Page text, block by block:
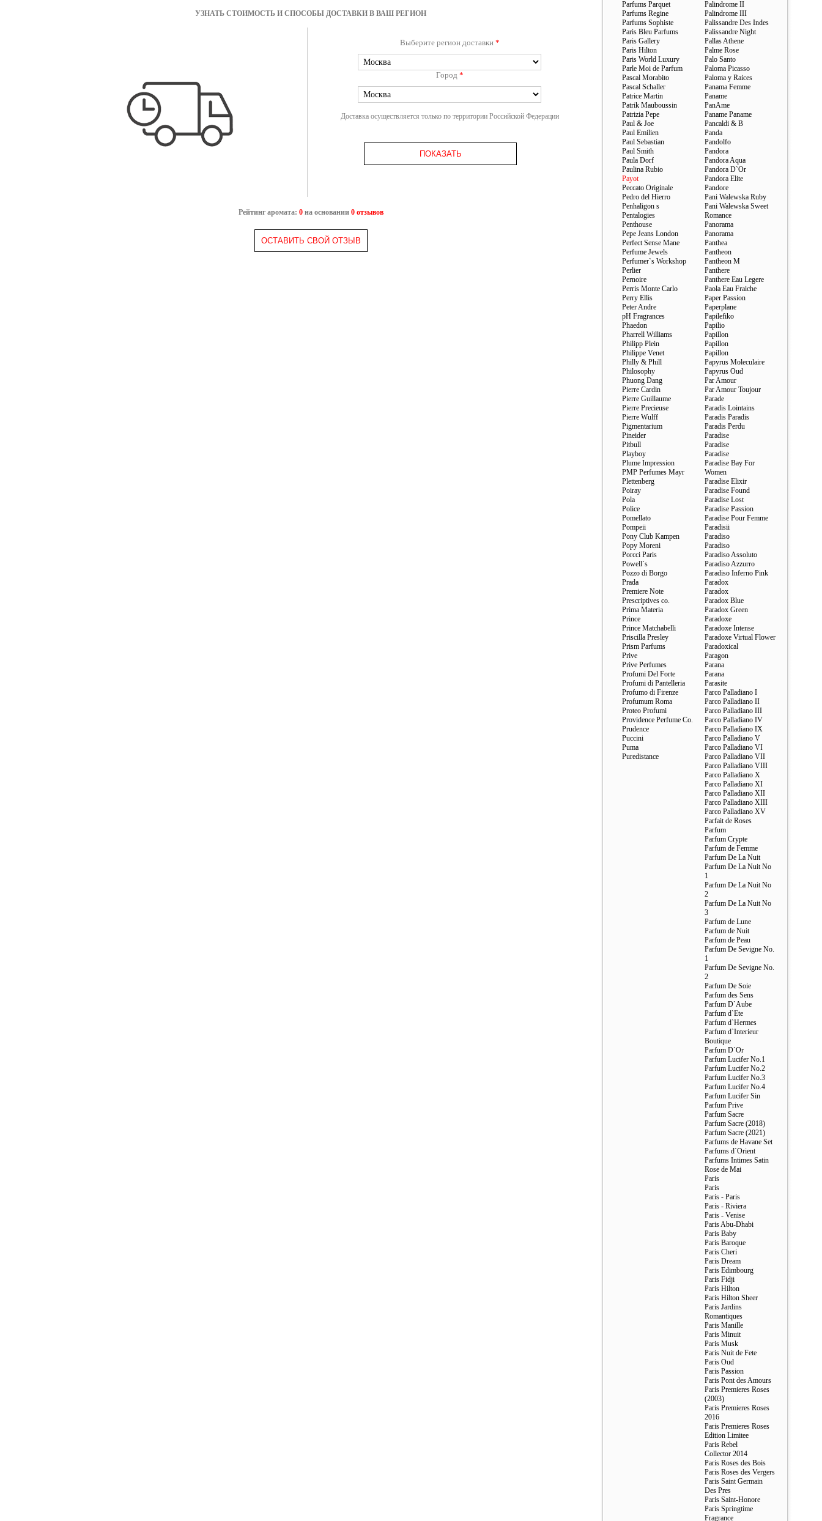
УЗНАТЬ СТОИМОСТЬ И СПОСОБЫ ДОСТАВКИ В ВАШ РЕГИОН
Выберите регион доставки *
Город *
Доставка осуществляется только по территории Российской Федерации
ПОКАЗАТЬ
Рейтинг аромата: 0на основании 0 отзывов
ОСТАВИТЬ СВОЙ ОТЗЫВ
Parfums Parquet
Parfums Regine
Parfums Sophiste
Paris Bleu Parfums
Paris Gallery
Paris Hilton
Paris World Luxury
Parle Moi de Parfum
Pascal Morabito
Pascal Schaller
Patrice Martin
Patrik Mauboussin
Patrizia Pepe
Paul & Joe
Paul Emilien
Paul Sebastian
Paul Smith
Paula Dorf
Paulina Rubio
Payot
Peccato Originale
Pedro del Hierro
Penhaligon s
Pentalogies
Penthouse
Pepe Jeans London
Perfect Sense Mane
Perfume Jewels
Perfumer`s Workshop
Perlier
Pernoire
Perris Monte Carlo
Perry Ellis
Peter Andre
pH Fragrances
Phaedon
Pharrell Williams
Philipp Plein
Philippe Venet
Philly & Phill
Philosophy
Phuong Dang
Pierre Cardin
Pierre Guillaume
Pierre Precieuse
Pierre Wulff
Pigmentarium
Pineider
Pitbull
Playboy
Plume Impression
PMP Perfumes Mayr
Plettenberg
Poiray
Pola
Police
Pomellato
Pompeii
Pony Club Kampen
Popy Moreni
Porcci Paris
Powell`s
Pozzo di Borgo
Prada
Premiere Note
Prescriptives co.
Prima Materia
Prince
Prince Matchabelli
Priscilla Presley
Prism Parfums
Prive
Prive Perfumes
Profumi Del Forte
Profumi di Pantelleria
Profumo di Firenze
Profumum Roma
Proteo Profumi
Providence Perfume Co.
Prudence
Puccini
Puma
Puredistance
Palindrome II
Palindrome III
Palissandre Des Indes
Palissandre Night
Pallas Athene
Palme Rose
Palo Santo
Paloma Picasso
Paloma y Raices
Panama Femme
Paname
PanAme
Paname Paname
Pancaldi & B
Panda
Pandolfo
Pandora
Pandora Aqua
Pandora D`Or
Pandora Elite
Pandore
Pani Walewska Ruby
Pani Walewska Sweet
Romance
Panorama
Panorama
Panthea
Pantheon
Pantheon M
Panthere
Panthere Eau Legere
Paola Eau Fraiche
Paper Passion
Paperplane
Papilefiko
Papilio
Papillon
Papillon
Papillon
Papyrus Moleculaire
Papyrus Oud
Par Amour
Par Amour Toujour
Parade
Paradis Lointains
Paradis Paradis
Paradis Perdu
Paradise
Paradise
Paradise
Paradise Bay For
Women
Paradise Elixir
Paradise Found
Paradise Lost
Paradise Passion
Paradise Pour Femme
Paradisii
Paradiso
Paradiso
Paradiso Assoluto
Paradiso Azzurro
Paradiso Inferno Pink
Paradox
Paradox
Paradox Blue
Paradox Green
Paradoxe
Paradoxe Intense
Paradoxe Virtual Flower
Paradoxical
Paragon
Parana
Parana
Parasite
Parco Palladiano I
Parco Palladiano II
Parco Palladiano III
Parco Palladiano IV
Parco Palladiano IX
Parco Palladiano V
Parco Palladiano VI
Parco Palladiano VII
Parco Palladiano VIII
Parco Palladiano X
Parco Palladiano XI
Parco Palladiano XII
Parco Palladiano XIII
Parco Palladiano XV
Parfait de Roses
Parfum
Parfum Crypte
Parfum de Femme
Parfum De La Nuit
Parfum De La Nuit No
1
Parfum De La Nuit No
2
Parfum De La Nuit No
3
Parfum de Lune
Parfum de Nuit
Parfum de Peau
Parfum De Sevigne No.
1
Parfum De Sevigne No.
2
Parfum De Soie
Parfum des Sens
Parfum D`Aube
Parfum d`Ete
Parfum d`Hermes
Parfum d`Interieur
Boutique
Parfum D`Or
Parfum Lucifer No.1
Parfum Lucifer No.2
Parfum Lucifer No.3
Parfum Lucifer No.4
Parfum Lucifer Sin
Parfum Prive
Parfum Sacre
Parfum Sacre (2018)
Parfum Sacre (2021)
Parfums de Havane Set
Parfums d`Orient
Parfums Intimes Satin
Rose de Mai
Paris
Paris
Paris - Paris
Paris - Riviera
Paris - Venise
Paris Abu-Dhabi
Paris Baby
Paris Baroque
Paris Cheri
Paris Dream
Paris Edimbourg
Paris Fidji
Paris Hilton
Paris Hilton Sheer
Paris Jardins
Romantiques
Paris Manille
Paris Minuit
Paris Musk
Paris Nuit de Fete
Paris Oud
Paris Passion
Paris Pont des Amours
Paris Premieres Roses
(2003)
Paris Premieres Roses
2016
Paris Premieres Roses
Edition Limitee
Paris Rebel
Collector 2014
Paris Roses des Bois
Paris Roses des Vergers
Paris Saint Germain
Des Pres
Paris Saint-Honore
Paris Springtime
Fragrance